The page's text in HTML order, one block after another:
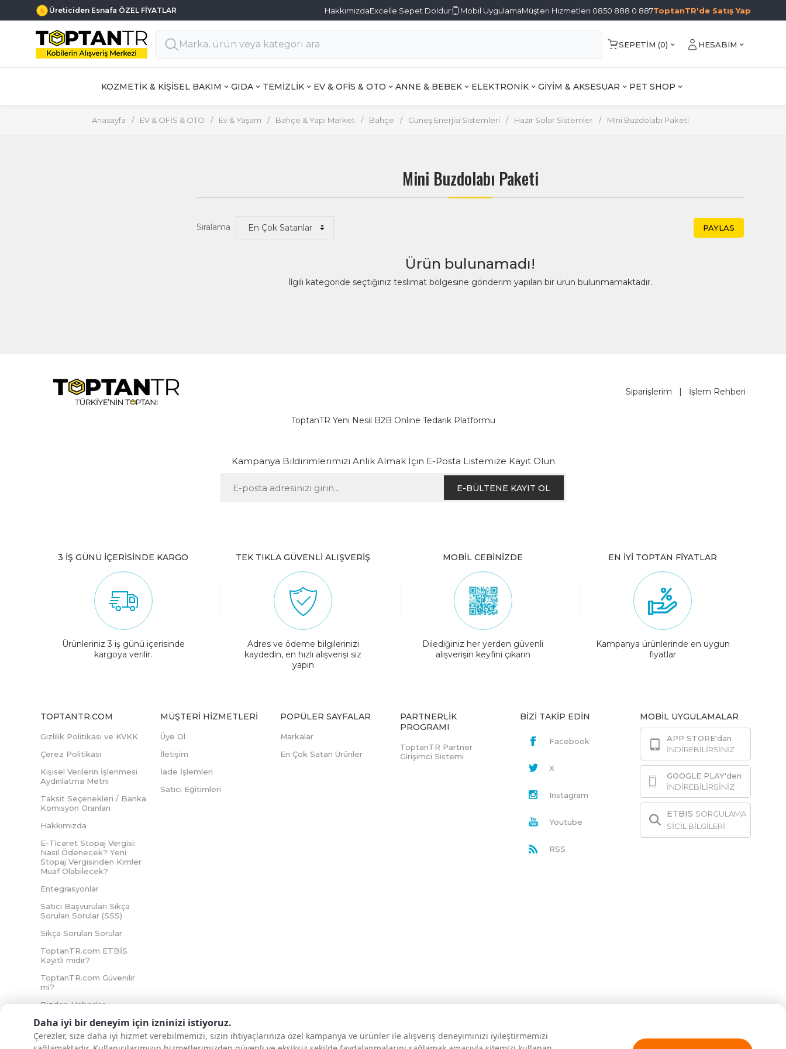
Daha iyi bir deneyim için izninizi istiyoruz.
Çerezler, size daha iyi hizmet verebilmemizi, sizin ihtiyaçlarınıza özel kampanya ve ürünler ile alışveriş deneyiminizi iyileştirmemizi
Üreticiden Esnafa ÖZEL FİYATLAR HakkımızdaExcelle Sepet Doldur Mobil UygulamaMüşteri Hizmetleri 0850 888 0 887ToptanTR'de Satış Yap
SEPETIM (0) HESABIM
KOZMETİK & KİŞİSEL BAKIM GIDA TEMİZLİK EV & OFİS & OTO ANNE & BEBEK ELEKTRONİK GİYİM & AKSESUAR PET SHOP
Anasayfa / EV & OFİS & OTO / Ev & Yaşam / Bahçe & Yapı Market / Bahçe / Güneş Enerjisi Sistemleri / Hazır Solar Sistemler / Mini Buzdolabı Paketi
Mini Buzdolabı Paketi
Sıralama PAYLAS
Ürün bulunamadı!
İlgili kategoride seçtiğiniz teslimat bölgesine gönderim yapılan bir ürün bulunmamaktadır.
Siparişlerim İşlem Rehberi
ToptanTR Yeni Nesil B2B Online Tedarik Platformu
Kampanya Bildirimlerimizi Anlık Almak İçin E-Posta Listemize Kayıt Olun
E-BÜLTENE KAYIT OL
3 İŞ GÜNÜ İÇERİSİNDE KARGO
Ürünleriniz 3 iş günü içerisinde
kargoya verilir.
TEK TIKLA GÜVENLİ ALIŞVERİŞ
Adres ve ödeme bilgilerinizi
kaydedin, en hızlı alışverişi siz
yapın
MOBİL CEBİNİZDE
Dilediğiniz her yerden güvenli
alışverişin keyfini çıkarın
EN İYİ TOPTAN FİYATLAR
Kampanya ürünlerinde en uygun
fiyatlar
TOPTANTR.COM
Gizlilik Politikası ve KVKK
Çerez Politikası
Kişisel Verilerin İşlenmesi
Aydınlatma Metni
Taksit Seçenekleri / Banka
Komisyon Oranları
Hakkımızda
E-Ticaret Stopaj Vergisi:
Nasıl Ödenecek? Yeni
Stopaj Vergisinden Kimler
Muaf Olabilecek?
Entegrasyonlar
Satıcı Başvuruları Sıkça
Sorulan Sorular (SSS)
Sıkça Sorulan Sorular
ToptanTR.com ETBİS
Kayıtlı mıdır?
ToptanTR.com Güvenilir
mi?
Bizden Haberler
MÜŞTERI HIZMETLERI
Üye Ol
İletişim
İade İşlemleri
Satıcı Eğitimleri
POPÜLER SAYFALAR
Markalar
En Çok Satan Ürünler
PARTNERLIK
PROGRAMI
ToptanTR Partner
Girişimci Sistemi
BİZİ TAKİP EDİN
Facebook
X
Instagram
Youtube
RSS
MOBİL UYGULAMALAR
APP STORE'dan
İNDİREBİLİRSİNİZ
GOOGLE PLAY'den
İNDİREBİLİRSİNİZ
ETBIS SORGULAMA
SİCİL BİLGİLERİ